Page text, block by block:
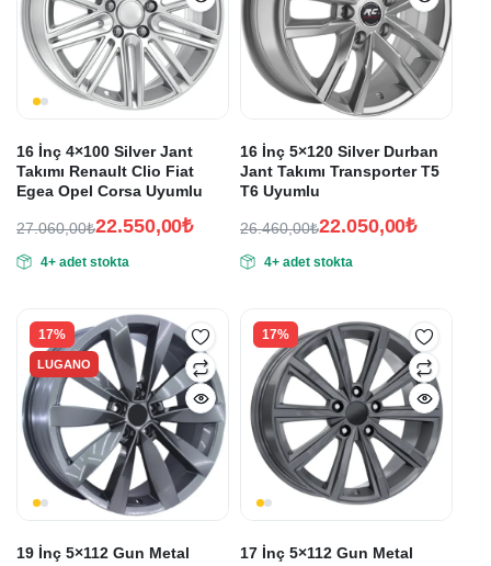
16 İnç 4×100 Silver Jant
Takımı Renault Clio Fiat
Egea Opel Corsa Uyumlu
27.060,00₺
fiyat:
22.550,00₺
andaki
22.550,00₺.
4+ adet stokta
16 İnç 5×120 Silver Durban
Jant Takımı Transporter T5
T6 Uyumlu
26.460,00₺
fiyat:
22.050,00₺
andaki
22.050,00₺.
4+ adet stokta
17%
LUGANO
19 İnç 5×112 Gun Metal
17%
17 İnç 5×112 Gun Metal